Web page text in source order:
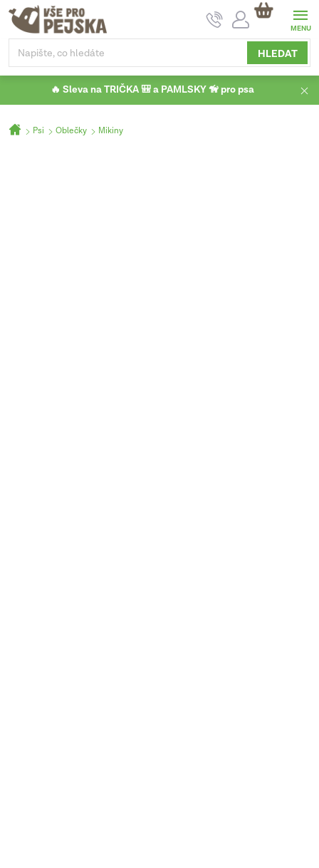
Přejít
obsah
HLEDAT
NÁKUPNÍ
KOŠÍK
🔥 Sleva na TRIČKA 🎒 a PAMLSKY 🦮 pro psa
Domů
Psi Oblečky Mikiny